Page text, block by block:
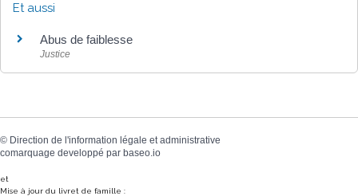
Et aussi
Abus de faiblesse
Justice
© Direction de l'information légale et administrative
comarquage developpé par baseo.io
et
Mise à jour du livret de famille :